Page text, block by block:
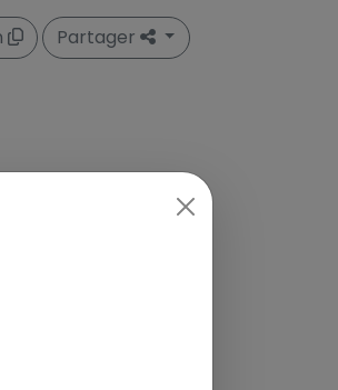
Partager